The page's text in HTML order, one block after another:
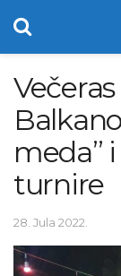
meda”
turnire
28. Jula 2022.